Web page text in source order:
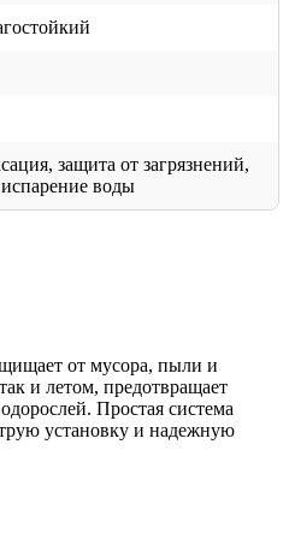
защита от загрязнений,
воды
от мусора, пыли и
и летом, предотвращает
Простая система
установку и надежную